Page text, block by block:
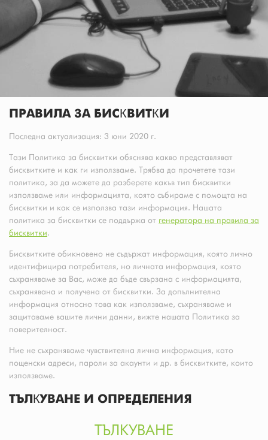
ПРАВИЛА ЗА БИСКВИТКИ
Последна актуализация: 3 юни 2020 г.
Тази Политика за бисквитки обяснява какво представляват
бисквитките и как ги използваме. Трябва да прочетете тази
политика, за да можете да разберете какъв тип бисквитки
използваме или информацията, която събираме с помощта на
бисквитки и как се използва тази информация. Нашата
политика за бисквитки се поддържа от генератора на правила за
бисквитки.
Бисквитките обикновено не съдържат информация, която лично
идентифицира потребителя, но личната информация, която
съхраняваме за Вас, може да бъде свързана с информацията,
съхранявана и получена от бисквитки. За допълнителна
информация относно това как използваме, съхраняваме и
защитаваме вашите лични данни, вижте нашата Политика за
поверителност.
Ние не съхраняваме чувствителна лична информация, като
пощенски адреси, пароли за акаунти и др. в бисквитките, които
използваме.
ТЪЛКУВАНЕ И ОПРЕДЕЛЕНИЯ
ТЪЛКУВАНЕ